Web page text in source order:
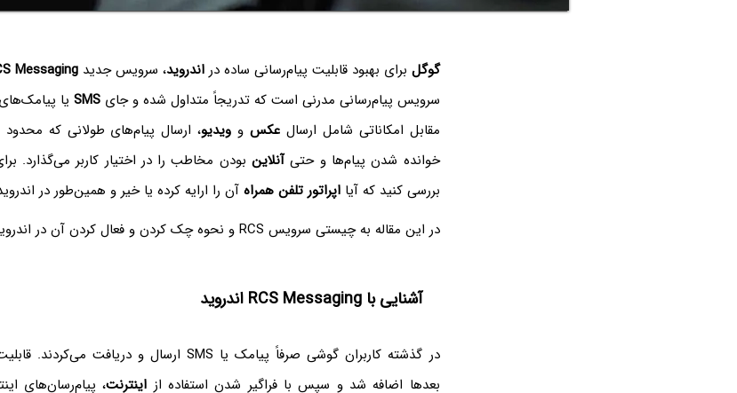
گوگل برای بهبود قابلیت پیام‌رسانی ساده دراندروید، سرویس جدیدMessaging
سرویس پیام‌رسانی مدرنی است که تدریجاً متداول شده و جایSMS یا
مقابل امکاناتی شامل ارسالعکس و ویدیو
خوانده شدن پیام‌ها و حتیآنلاین
بررسی کنید که آیااپراتور تلفن همراه آن را ارایه کرده یا خیر و همین‌طور در
در این مقاله به چیستی سرویس RCS و نحوه چک کردن و فعال کردن آن در اندروید می‌پردازیم.
آشنایی با RCS Messaging اندروید
در گذشته کاربران گوشی صرفاً پیامک یا SMS ارسال و دریافت می‌کردند. قابلیت ارسال
بعدها اضافه شد و سپس با فراگیر شدن استفاده از اینترنت، پیام‌رسان‌های